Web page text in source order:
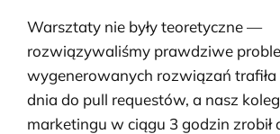
Warsztaty nie były teoretyczne —
rozwiązywaliśmy prawdziwe
wygenerowanych rozwiązań trafiła
dnia do pull requestów, a nasz
marketingu w ciągu 3 godzin zrobił